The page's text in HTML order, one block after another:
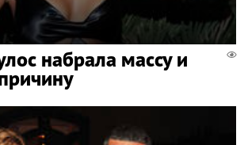
набрала массу и